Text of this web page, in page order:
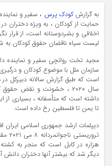
به گزارشکودک پرس ، سفیر و
حمایت از کودکان ، به ویژه
اخلاقی و بشردوستانه است، از قرار
لیست سیاه ناقضان حقوق کودکان به
مجید تخت روانچی سفیر و نماینده
سازمان ملل با موضوع کودکان و
است که طبق گزارش سالانه دبیرکل
سال ۲۰۲۰ ، خشونت و نقض
داشته است که متأسفانه ، بسیاری از
تا یمن تا فلسطین رخ داده است.
دیپلمات ارشد جمهوری اسلامی ایران
دیگر شد که بیشتر آنها دختران دانش